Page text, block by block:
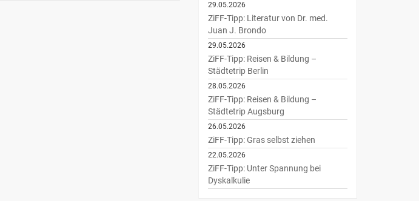
29.05.2026
ZiFF-Tipp: Literatur von Dr. med.
Juan J. Brondo
29.05.2026
ZiFF-Tipp: Reisen & Bildung –
Städtetrip Berlin
28.05.2026
ZiFF-Tipp: Reisen & Bildung –
Städtetrip Augsburg
26.05.2026
ZiFF-Tipp: Gras selbst ziehen
22.05.2026
ZiFF-Tipp: Unter Spannung bei
Dyskalkulie